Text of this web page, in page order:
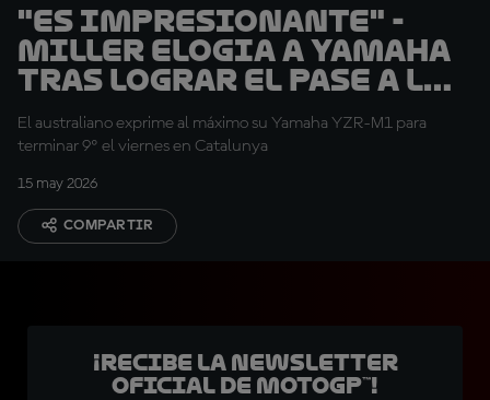
"Es impresionante" -
Miller elogia a Yamaha
tras lograr el pase a la
Q2
El australiano exprime al máximo su Yamaha YZR-M1 para
terminar 9º el viernes en Catalunya
15 may 2026
COMPARTIR
¡Recibe la Newsletter
oficial de MotoGP™!